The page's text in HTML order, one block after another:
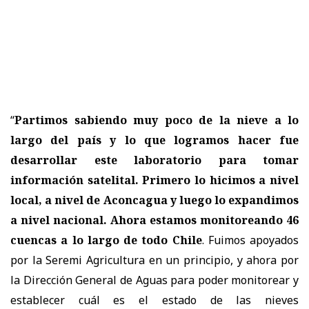
“Partimos sabiendo muy poco de la nieve a lo
largo del país y lo que logramos hacer fue
desarrollar este laboratorio para tomar
información satelital. Primero lo hicimos a nivel
local, a nivel de Aconcagua y luego lo expandimos
a nivel nacional. Ahora estamos monitoreando 46
cuencas a lo largo de todo Chile. Fuimos apoyados
por la Seremi Agricultura en un principio, y ahora por
la Dirección General de Aguas para poder monitorear y
establecer cuál es el estado de las nieves